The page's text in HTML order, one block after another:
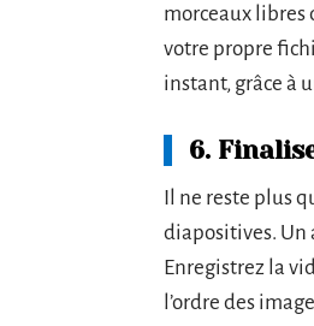
morceaux libres
votre propre
instant, grâce à
6.
Il ne reste plus
diapositives. Un
Enregistrez la
l’ordre des